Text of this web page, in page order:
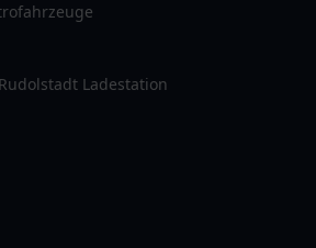
Ladestation